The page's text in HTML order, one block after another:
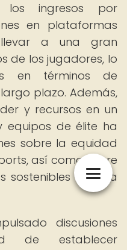
los ingresos por
en plataformas
a una gran
de los jugadores, lo
en términos de
plazo. Además,
y recursos en un
equipos de élite ha
sobre la equidad
así como sobre
sostenibles en esta
discusiones
de establecer